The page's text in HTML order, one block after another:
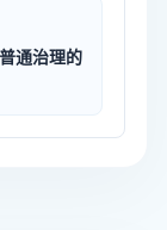
通治理的